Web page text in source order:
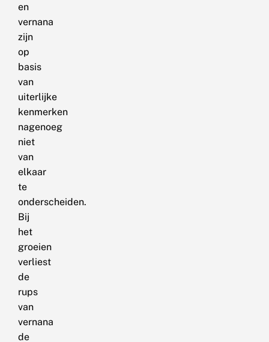
en
vernana
zijn
op
basis
van
uiterlijke
kenmerken
nagenoeg
niet
van
elkaar
te
onderscheiden.
Bij
het
groeien
verliest
de
rups
van
vernana
de